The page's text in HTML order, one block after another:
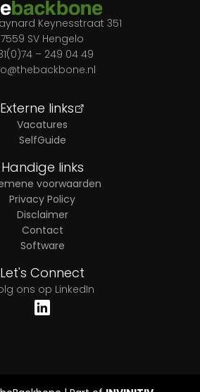
Keynesstraat 351
7559 SV Hengelo
– 249 04 49
Externe links
Vacatures
SelfGuide
Handige links
voorwaarden
Privacy Policy
Disclaimer
Contact
Software
Let's Connect
ons op LinkedIn